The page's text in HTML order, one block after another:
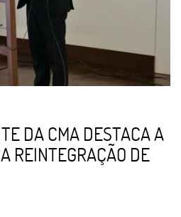
DA CMA DESTACA A
REINTEGRAÇÃO DE